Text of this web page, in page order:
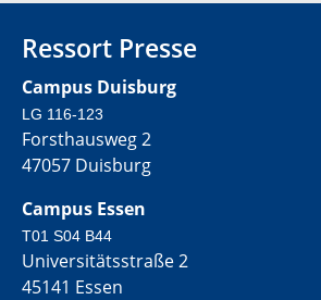
Ressort Presse
Campus Duisburg
LG 116-123
Forsthausweg 2
47057 Duisburg
Campus Essen
T01 S04 B44
Universitätsstraße 2
45141 Essen